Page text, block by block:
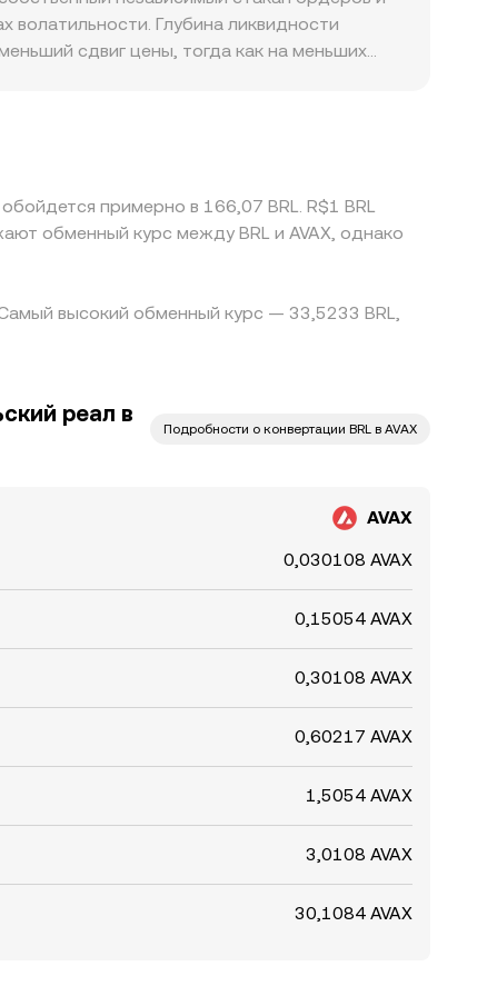
в котировки AVAX/BRL на
волатильности. Глубина ликвидности
сдвиг цены, тогда как на меньших
выровнять расхождения, но он не
в AVAX/BRL conversion rate сохраняются,
примерно в 166,07 BRL. R$1 BRL
обменный курс между BRL и AVAX, однако
высокий обменный курс — 33,5233 BRL,
реал в
Подробности о конвертации BRL в AVAX
AVAX
0,030108 AVAX
0,15054 AVAX
0,30108 AVAX
0,60217 AVAX
1,5054 AVAX
3,0108 AVAX
30,1084 AVAX